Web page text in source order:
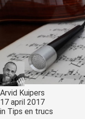
Arvid Kuipers
17 april 2017
in Tips en trucs
worden
om
te
over
van